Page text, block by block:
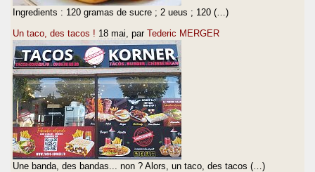
Ingredients : 120 gramas de sucre ; 2 ueus ; 120 (…)
Un taco, des tacos ! 18 mai , par Tederic MERGER
Une banda, des bandas... non ? Alors, un taco, des tacos (…)